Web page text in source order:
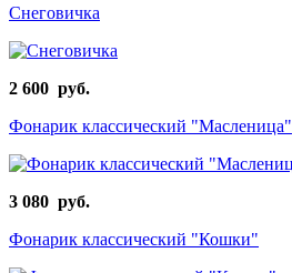
Снеговичка
2 600 руб.
Фонарик классический "Масленица"
3 080 руб.
Фонарик классический "Кошки"